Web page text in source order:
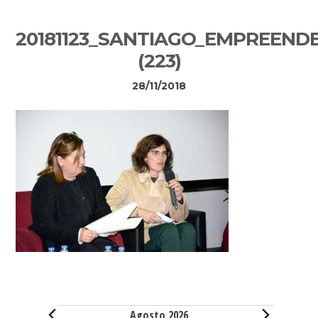
(223)
28/11/2018
Sidebar
primária